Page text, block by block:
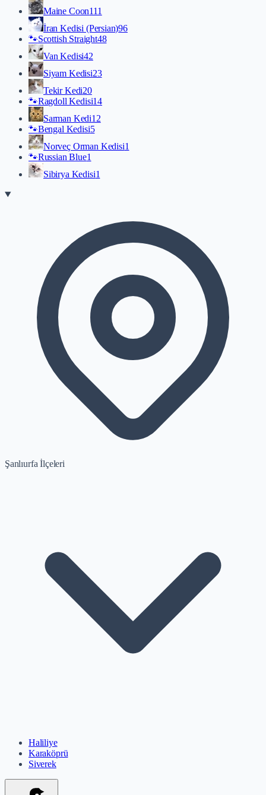
Maine Coon111
İran Kedisi (Persian)96
🐾Scottish Straight48
Van Kedisi42
Siyam Kedisi23
Tekir Kedi20
🐾Ragdoll Kedisi14
Sarman Kedi12
🐾Bengal Kedisi5
Norveç Orman Kedisi1
🐾Russian Blue1
Sibirya Kedisi1
Şanlıurfa İlçeleri
Haliliye
Karaköprü
Siverek